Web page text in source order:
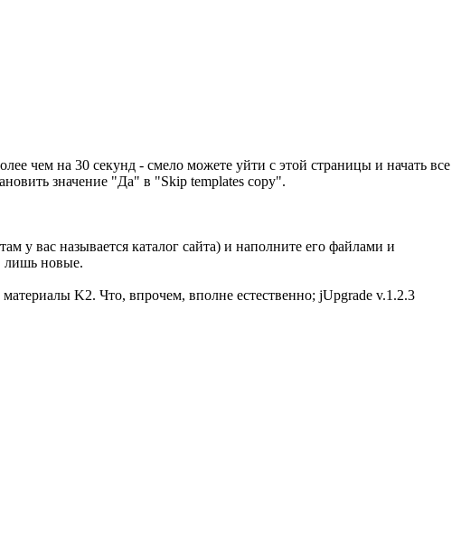
чем на 30 секунд - смело можете уйти с этой страницы и начать все
значение "Да" в "Skip templates copy".
у вас называется каталог сайта) и наполните его файлами и
лишь новые.
K2. Что, впрочем, вполне естественно; jUpgrade v.1.2.3